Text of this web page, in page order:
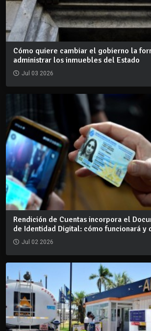
Cómo quiere cambiar el gobierno la
administrar los inmuebles del Estado
Jul 03 2026
Rendición de Cuentas incorpora el
de Identidad Digital: cómo funcionará y
Jul 02 2026